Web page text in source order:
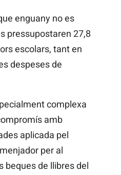
enguany no es
pressupostaren 27,8
escolars, tant en
despeses de
complexa
amb
aplicada pel
per al
beques de llibres del